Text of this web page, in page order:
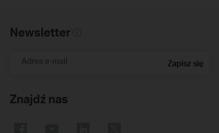
Newsletter
Adres e-mail Zapisz się
Znajdź nas